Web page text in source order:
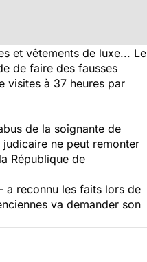
et vêtements de luxe... Le
de faire des fausses
visites à 37 heures par
de la soignante de
ne peut remonter
République de
a reconnu les faits lors de
va demander son